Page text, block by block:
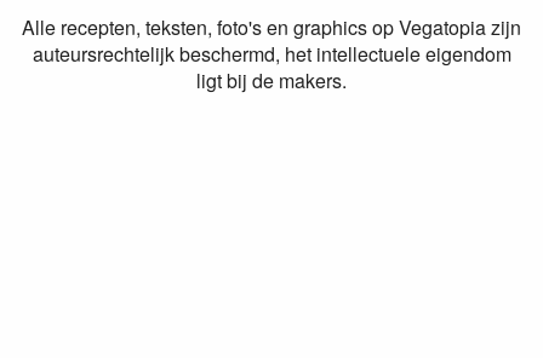
Alle recepten, teksten, foto's en graphics op Vegatopia zijn
auteursrechtelijk beschermd, het intellectuele eigendom
ligt bij de makers.